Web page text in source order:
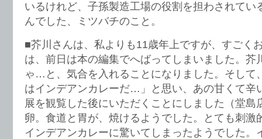
いるけれど、子孫製造工場の役割を担わされて
んでした、ミツバチのこと。
■芥川さんは、私よりも11歳年上ですが、すごく
は、前日は本の編集でへばってしまいました。芥
ゃ…と、気合を入れることになりました。そして
はインデアンカレーだ…」と思い、あの甘くて辛
展を観覧した後にいただくことにしました（堂島
卵。食道と胃が、焼けるようでした。とても刺激
インデアンカレーに驚いてしまったようでした。